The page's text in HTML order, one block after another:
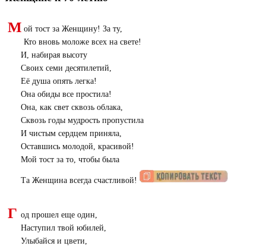
М ой тост за Женщину! За ту,
Кто вновь моложе всех на свете!
И, набирая высоту
Своих семи десятилетий,
Её душа опять легка!
Она обиды все простила!
Она, как свет сквозь облака,
Сквозь годы мудрость пропустила
И чистым сердцем приняла,
Оставшись молодой, красивой!
Мой тост за то, чтобы была
Та Женщина всегда счастливой!
Г од прошел еще один,
Наступил твой юбилей,
Улыбайся и цвети,